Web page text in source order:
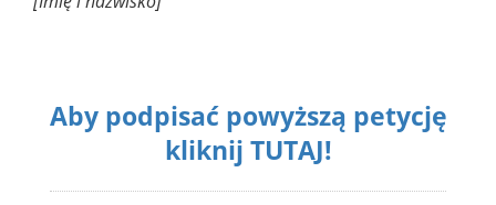
Aby podpisać powyższą petycję
kliknij TUTAJ!